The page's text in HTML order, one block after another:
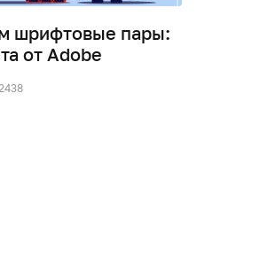
шрифтовые пары:
от Adobe